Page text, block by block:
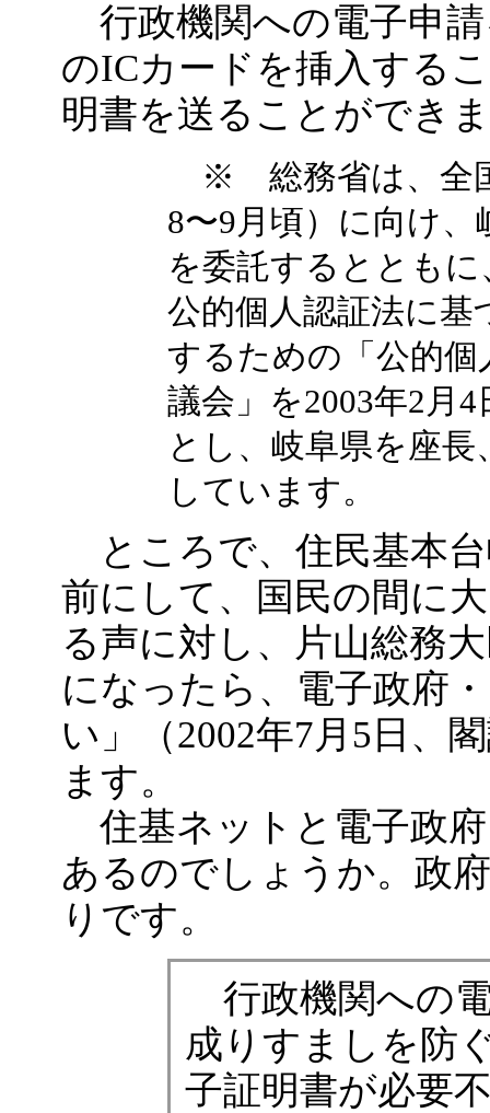
行政機関への電子申
のICカードを挿入する
明書を送ることができ
※ 総務省は、全国
8〜9月頃）に向け
を委託するととも
公的個人認証法に基
するための「公的
議会」を2003年2月
とし、岐阜県を座
しています。
ところで、住民基本
前にして、国民の間に
る声に対し、片山総務
になったら、電子政府
い」（2002年7月5日、
ます。
住基ネットと電子政
あるのでしょうか。政
りです。
行政機関への
成りすましを防
子証明書が必要